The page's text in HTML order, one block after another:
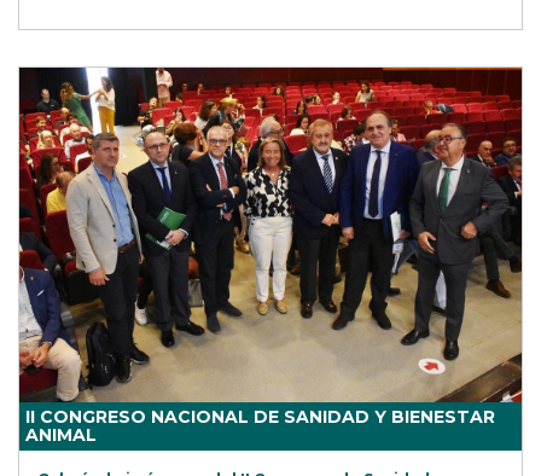
II CONGRESO NACIONAL DE SANIDAD Y BIENESTAR
ANIMAL